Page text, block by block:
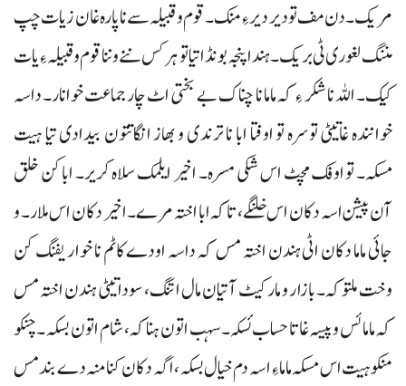
مریک۔ دن مف تو دیر دیر ءِ منک۔ قوم و قبیلہ سے نا پارہ غان زیات چپ
مننگ لغوری ٹی بریک۔ ہندا پنجہ بونڈا تیا تو ہرکس ننے و ننا قوم و قبیلہ ءِ یات
کیک۔ اللہ نا شکر ءِ کہ ماما نا چناک بے بختی اٹ چار جماعت خوانار۔ داسہ
خوانندہ غاتیٹی توسرہ تو اوفتا ابا نا ترندی و بھاز انگاتتون بیدادی تیا ہیت
مسکہ۔ تو اوفک مچٹ اس شکی مسرہ۔ اخیر ایلمک سلاہ کریر۔ ابا کن خلق
آن پیشن اسہ دکان اس خلنگے، تاکہ ابا اختہ مرے۔ اخیر دکان اس ملار۔ و
جائی ماما دکان اٹی ہندن اختہ مس کہ داسہ اودے کاٹم نا خواریفنگ کن
وخت ملتوکہ۔ بازار و مارکیٹ آتیان مال اتنگ، سودا تیٹی ہندن اختہ مس
کہ ماما ئس و پیسہ غاتا حساب ئسکہ۔ سہب اتون ہناکہ، شام اتون بسکہ۔ چنکو
منکو ہیت اس مسکہ ماما ءِ اسہ دم خیال بسکہ، اگہ دکان کنا منہ دے بند مس